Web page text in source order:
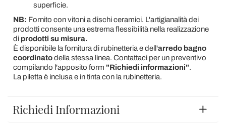
superficie.
NB: Fornito con vitoni a dischi ceramici. L'artigianalità dei
prodotti consente una estrema flessibilità nella realizzazione
diprodotti su misura.
È disponibile la fornitura di rubinetteria e dell'arredo bagno
coordinatodella stessa linea. Contattaci per un preventivo
compilando l'apposito form "Richiedi informazioni".
La piletta è inclusa e in tinta con la rubinetteria.
Richiedi Informazioni